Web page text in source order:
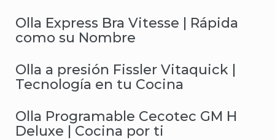
Olla Express Bra Vitesse | Rápida
como su Nombre
Olla a presión Fissler Vitaquick |
Tecnología en tu Cocina
Olla Programable Cecotec GM H
Deluxe | Cocina por ti